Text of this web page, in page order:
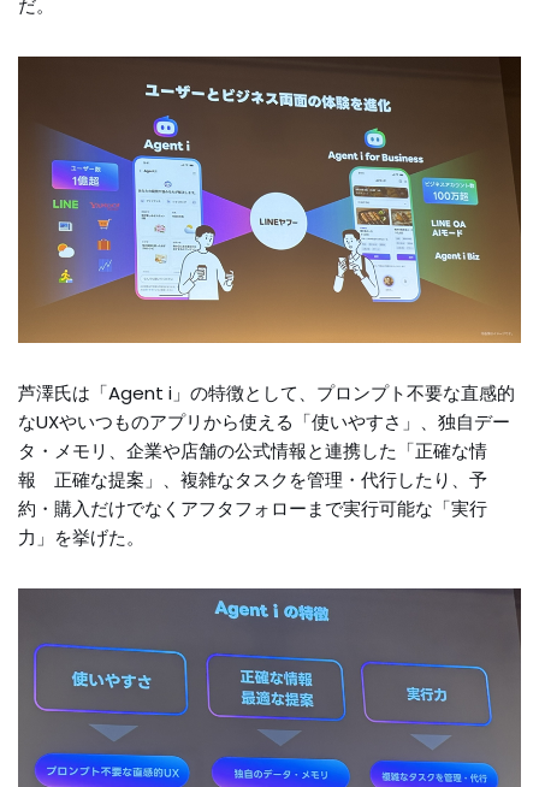
だ。
芦澤氏は「Agent i」の特徴として、プロンプト不要な直感的
なUXやいつものアプリから使える「使いやすさ」、独自デー
タ・メモリ、企業や店舗の公式情報と連携した「正確な情
報 正確な提案」、複雑なタスクを管理・代行したり、予
約・購入だけでなくアフタフォローまで実行可能な「実行
力」を挙げた。